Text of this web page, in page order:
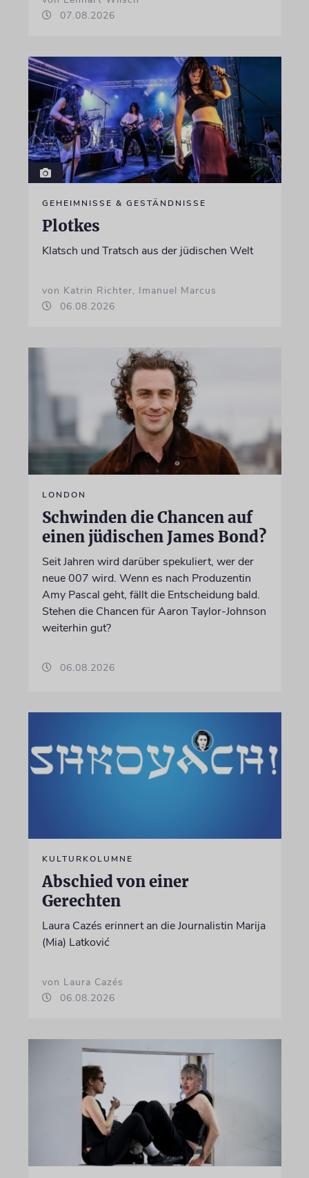
07.08.2026
GEHEIMNISSE & GESTÄNDNISSE
Plotkes
Klatsch und Tratsch aus der jüdischen Welt
von Katrin Richter, Imanuel Marcus
06.08.2026
LONDON
Schwinden die Chancen auf
einen jüdischen James Bond?
Seit Jahren wird darüber spekuliert, wer der
neue 007 wird. Wenn es nach Produzentin
Amy Pascal geht, fällt die Entscheidung bald.
Stehen die Chancen für Aaron Taylor-Johnson
weiterhin gut?
06.08.2026
KULTURKOLUMNE
Abschied von einer
Gerechten
Laura Cazés erinnert an die Journalistin Marija
(Mia) Latković
von Laura Cazés
06.08.2026